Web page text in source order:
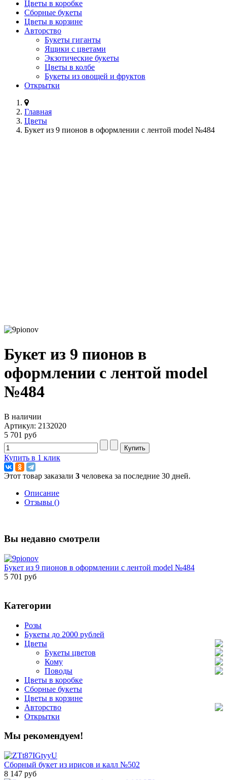
Цветы в коробке
Сборные букеты
Цветы в корзине
Авторство
Букеты гиганты
Ящики с цветами
Экзотические букеты
Цветы в колбе
Букеты из овощей и фруктов
Открытки
Главная
Цветы
Букет из 9 пионов в оформлении с лентой model №484
Букет из 9 пионов в
оформлении с лентой model
№484
В наличии
Артикул: 2132020
5 701 руб
Купить в 1 клик
Этот товар заказали 3 человека за последние 30 дней.
Описание
Отзывы ()
Вы недавно смотрели
Букет из 9 пионов в оформлении с лентой model №484
5 701 руб
Категории
Розы
Букеты до 2000 рублей
Цветы
Букеты цветов
Кому
Поводы
Цветы в коробке
Сборные букеты
Цветы в корзине
Авторство
Открытки
Мы рекомендуем!
Сборный букет из ирисов и калл №502
8 147 руб